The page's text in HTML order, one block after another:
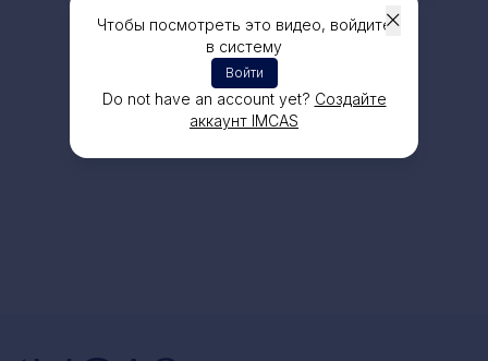
Чтобы посмотреть это видео, войдите
в систему
Войти
Do not have an account yet? Создайте
аккаунт IMCAS